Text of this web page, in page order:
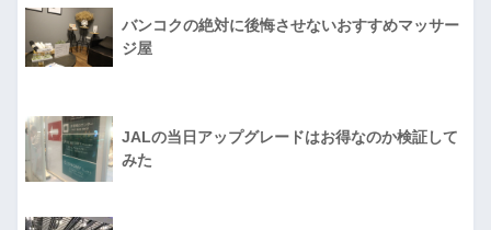
バンコクの絶対に後悔させないおすすめマッサー
ジ屋
JALの当日アップグレードはお得なのか検証して
みた